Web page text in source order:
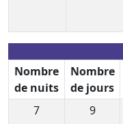
Nombre
de nuits
Nombre
de jours
7
9